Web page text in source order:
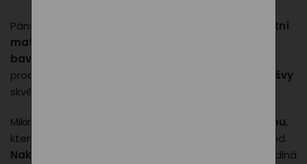
Pánská mikina PXI kombinuje
moderní design, kvalitní
materiál a maximální pohodlí
bavlny a 35 % polyesteru
prodyšná a zároveň odolná.
Rovný střih s bočními švy
skvěle padne a poskytuje volnost pohybu.
Mikina má kapuci s podšívkou a stahovací šňůrkou,
která chrání před chladem a dodává sportovní vzhled.
Nakládaná klokanková kapsa
je praktická a pohodlná